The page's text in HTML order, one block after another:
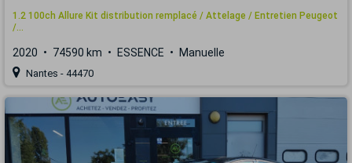
1.2 100ch Allure Kit distribution remplacé / Attelage / Entretien Peugeot
/...
2020 74590 km ESSENCE Manuelle
Nantes - 44470